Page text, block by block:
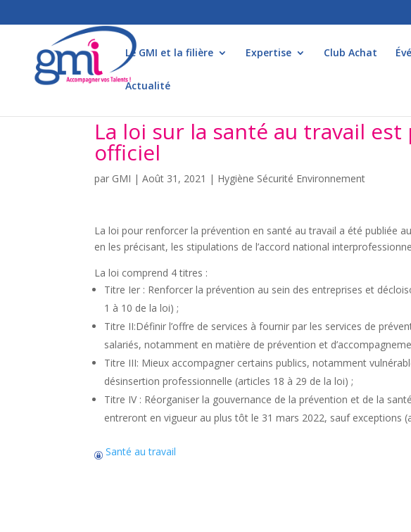
Le GMI et la filière Expertise Club Achat
Actualité
La loi sur la santé au travail est
officiel
par GMI |Août 31, 2021 | Hygiène Sécurité Environnement
La loi pour renforcer la prévention en santé au travail a été publiée
en les précisant, les stipulations de l’accord national
La loi comprend 4 titres :
Titre Ier : Renforcer la prévention au sein des entreprises et
1 à 10 de la loi) ;
Titre II:Définir l’offre de services à fournir par les services de
salariés, notamment en matière de prévention et
Titre III: Mieux accompagner certains publics, notamment
désinsertion professionnelle (articles 18 à 29 de la loi) ;
Titre IV : Réorganiser la gouvernance de la prévention et de la
entreront en vigueur au plus tôt le 31 mars 2022, sauf exceptions
Santé au travail